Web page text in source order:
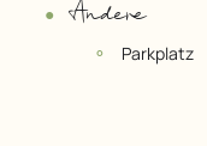
Andere
Parkplatz